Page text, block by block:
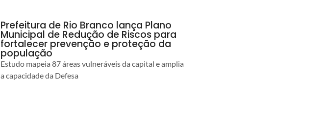
Prefeitura de Rio Branco lança Plano
Municipal de Redução de Riscos para
fortalecer prevenção e proteção da
população
Estudo mapeia 87 áreas vulneráveis da capital e amplia
a capacidade da Defesa